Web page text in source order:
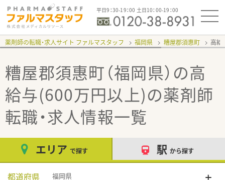
平日9：30-19：00 土日10：00-19：00
薬剤師の転職・求人サイト ファルマスタッフ 福岡県 糟屋郡須惠町 高給
糟屋郡須惠町（福岡県）の高
給与(600万円以上)の薬剤師
転職・求人情報一覧
エリア で探す 駅 から探す
都道府県 福岡県